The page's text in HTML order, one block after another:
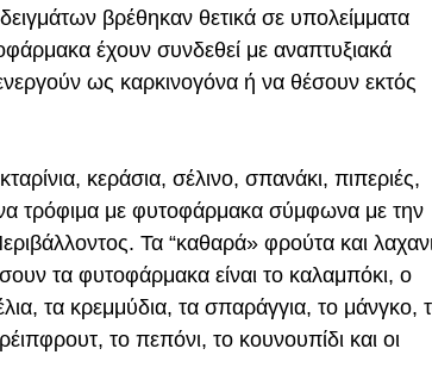
βρέθηκαν θετικά σε υπολείμματα
έχουν συνδεθεί με αναπτυξιακά
ως καρκινογόνα ή να θέσουν εκτός
κεράσια, σέλινο, σπανάκι, πιπεριές,
τρόφιμα με φυτοφάρμακα σύμφωνα με την
Τα “καθαρά» φρούτα και
τα φυτοφάρμακα είναι το καλαμπόκι, ο
τα κρεμμύδια, τα σπαράγγια, το μάνγκο,
το πεπόνι, το κουνουπίδι και οι